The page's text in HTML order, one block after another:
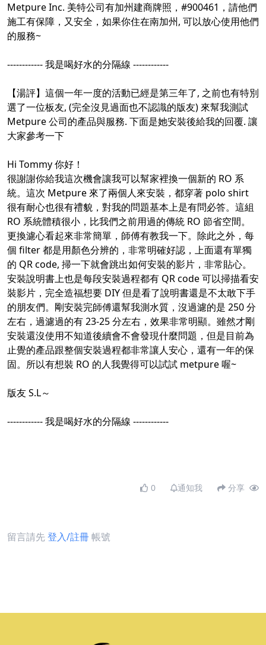
Metpure Inc. 美特公司有加州建商牌照， #900461，請他們
施工有保障，又安全，如果你住在南加州, 可以放心使用他們
的服務~
------------ 我是喝好水的分隔線 ------------
【湯評】這個一年一度的活動已經是第三年了, 之前也有特別
選了一位板友, (完全沒見過面也不認識的版友) 來幫我測試
Metpure 公司的產品與服務. 下面是她安裝後給我的回覆. 讓
大家參考一下
Hi Tommy 你好！
很謝謝你給我這次機會讓我可以幫家裡換一個新的 RO 系
統。這次 Metpure 來了兩個人來安裝，都穿著 polo shirt
很有耐心也很有禮貌，對我的問題基本上是有問必答。這組
RO 系統體積很小，比我們之前用過的傳統 RO 節省空間。
更換濾心看起來非常簡單，師傅有教我一下。除此之外，每
個 filter 都是用顏色分辨的，非常明確好認，上面還有單獨
的 QR code, 掃一下就會跳出如何安裝的影片，非常貼心。
安裝說明書上也是每段安裝過程都有 QR code 可以掃描看安
裝影片，完全造福想要 DIY 但是看了說明書還是不太敢下手
的朋友們。剛安裝完師傅還幫我測水質，沒過濾的是 250 分
左右，過濾過的有 23-25 分左右，效果非常明顯。雖然才剛
安裝還沒使用不知道後續會不會發現什麼問題，但是目前為
止覺的產品跟整個安裝過程都非常讓人安心，還有一年的保
固。所以有想裝 RO 的人我覺得可以試試 metpure 喔~
版友 S.L～
------------ 我是喝好水的分隔線 ------------
0 通知我 分享
留言請先登入/註冊帳號